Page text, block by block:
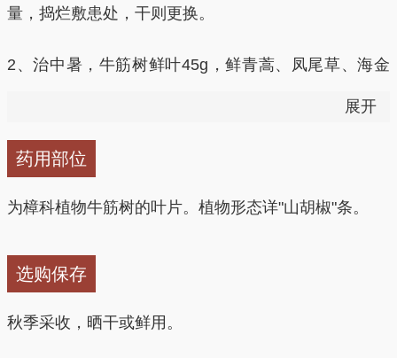
量，捣烂敷患处，干则更换。
2、治中暑，牛筋树鲜叶45g，鲜青蒿、凤尾草、海金
3、治外伤出血，（山胡椒）叶研粉，麻油调敷；或鲜
水煎服。
展开
药用部位
为樟科植物牛筋树的叶片。植物形态详"山胡椒"条。
选购保存
秋季采收，晒干或鲜用。